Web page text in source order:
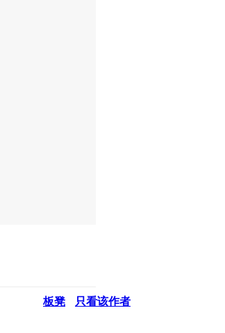
板凳 只看该作者